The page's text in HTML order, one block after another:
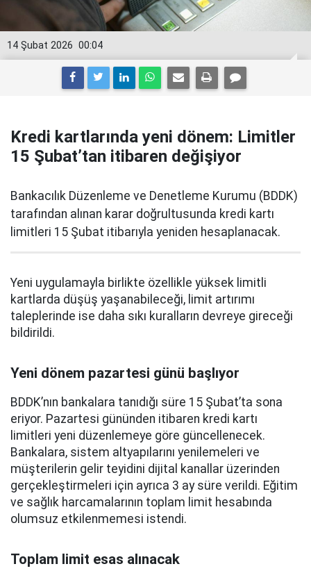
00:04
14 Şubat 2026
Kredi kartlarında yeni dönem: Limitler
15 Şubat’tan itibaren değişiyor
Bankacılık Düzenleme ve Denetleme Kurumu (BDDK)
tarafından alınan karar doğrultusunda kredi kartı
limitleri 15 Şubat itibarıyla yeniden hesaplanacak.
Yeni uygulamayla birlikte özellikle yüksek limitli
kartlarda düşüş yaşanabileceği, limit artırımı
taleplerinde ise daha sıkı kuralların devreye gireceği
bildirildi.
Yeni dönem pazartesi günü başlıyor
BDDK’nın bankalara tanıdığı süre 15 Şubat’ta sona
eriyor. Pazartesi gününden itibaren kredi kartı
limitleri yeni düzenlemeye göre güncellenecek.
Bankalara, sistem altyapılarını yenilemeleri ve
müşterilerin gelir teyidini dijital kanallar üzerinden
gerçekleştirmeleri için ayrıca 3 ay süre verildi. Eğitim
ve sağlık harcamalarının toplam limit hesabında
olumsuz etkilenmemesi istendi.
Toplam limit esas alınacak